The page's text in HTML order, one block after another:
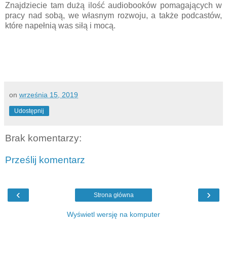
Znajdziecie tam dużą ilość audiobooków pomagających w
pracy nad sobą, we własnym rozwoju, a także podcastów,
które napełnią was siłą i mocą.
on września 15, 2019
Udostępnij
Brak komentarzy:
Prześlij komentarz
‹ ›
Strona główna
Wyświetl wersję na komputer